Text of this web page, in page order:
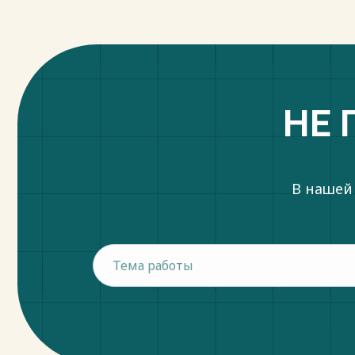
НЕ
В нашей